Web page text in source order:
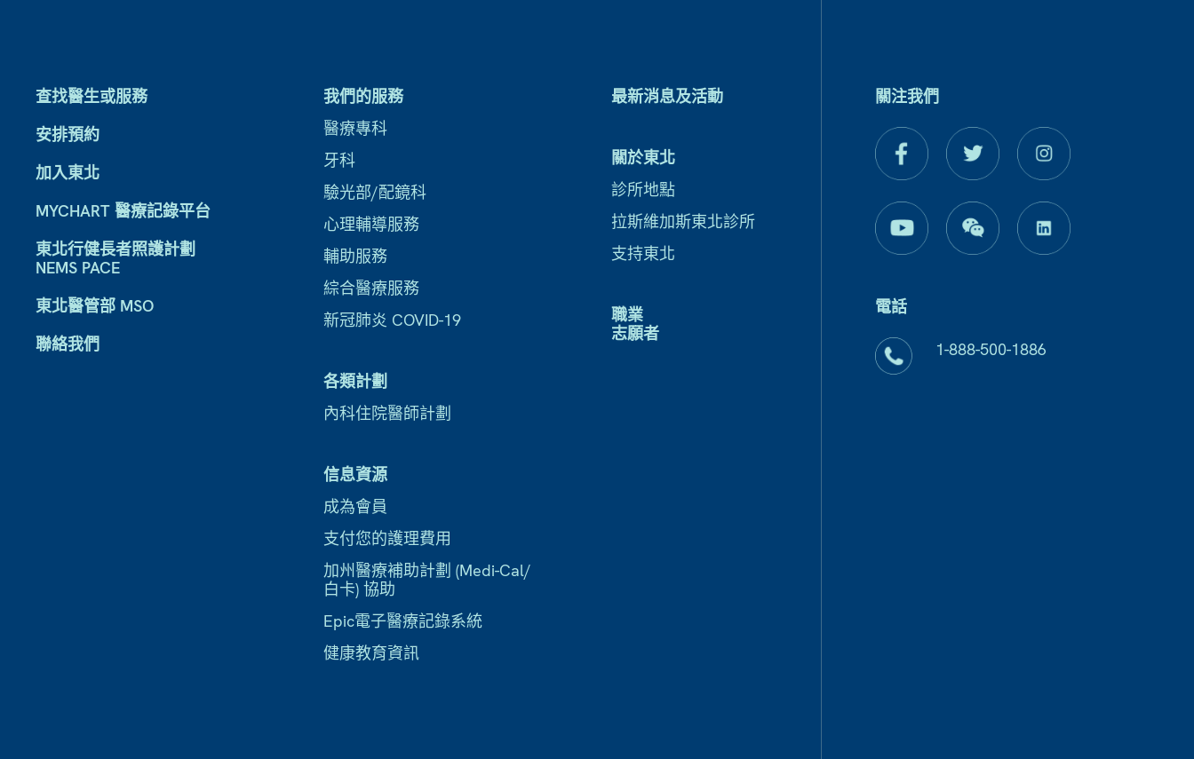
查找醫生或服務
安排預約
加入東北
MYCHART 醫療記錄平台
東北行健長者照護計劃
NEMS PACE
東北醫管部 MSO
聯絡我們
我們的服務
醫療專科
牙科
驗光部/配鏡科
心理輔導服務
輔助服務
綜合醫療服務
新冠肺炎 COVID-19
各類計劃
內科住院醫師計劃
信息資源
成為會員
支付您的護理費用
加州醫療補助計劃 (Medi-Cal/
白卡) 協助
Epic電子醫療記錄系統
健康教育資訊
最新消息及活動
關於東北
診所地點
拉斯維加斯東北診所
支持東北
職業
志願者
關注我們
電話
1-888-500-1886